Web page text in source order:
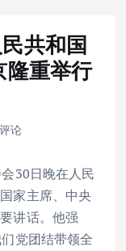
共和国
隆重举行
论
30日晚在人民
家主席、中央
讲话。他强
党团结带领全